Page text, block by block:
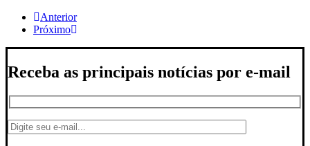
Anterior
Próximo
Receba as principais notícias por e-mail